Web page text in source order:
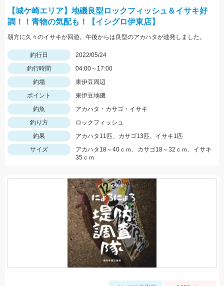
【城ケ崎エリア】地磯良型ロックフィッシュ＆イサキ好
調！！青物の気配も！【イシグロ伊東店】
朝方に久々のイサキが回遊。午後からは良型のアカハタが連発しました。
釣行日
2022/05/24
釣行時間
04:00～17:00
釣場
東伊豆周辺
ポイント
東伊豆地磯
釣魚
アカハタ・カサゴ・イサキ
釣り方
ロックフィッシュ
釣果
アカハタ11匹、カサゴ13匹、イサキ1匹
サイズ
アカハタ18～40ｃｍ、カサゴ18～32ｃｍ、イサキ
35ｃｍ